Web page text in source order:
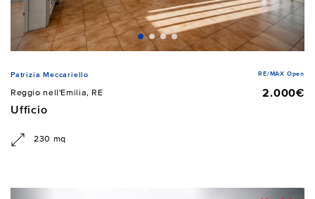
Patrizia Meccariello RE/MAX Open
Reggio nell'Emilia, RE
2.000€
Ufficio
230 mq